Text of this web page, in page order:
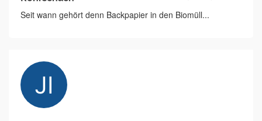
Seit wann gehört denn Backpapier in den Biomüll...